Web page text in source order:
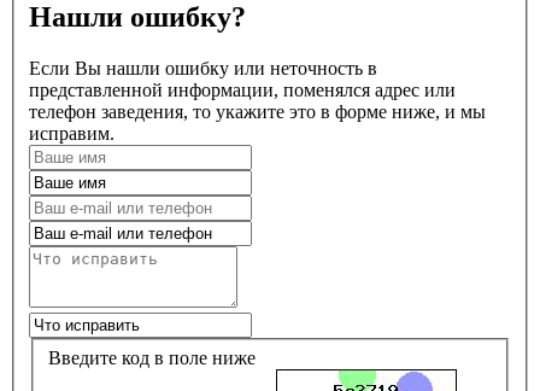
Нашли ошибку?
Если Вы нашли ошибку или неточность в
представленной информации, поменялся адрес или
телефон заведения, то укажите это в форме ниже, и мы
исправим.
Введите код в поле ниже